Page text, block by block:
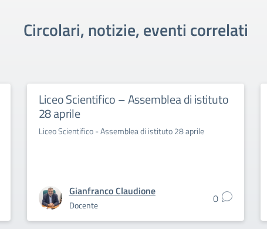
Circolari, notizie, eventi correlati
Liceo Scientifico – Assemblea di istituto
28 aprile
Liceo Scientifico - Assemblea di istituto 28 aprile
Gianfranco Claudione
Docente 0